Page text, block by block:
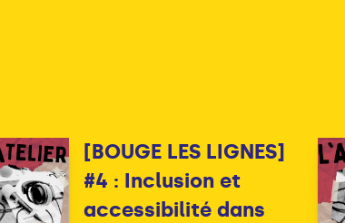
[BOUGE LES LIGNES]
#4 : Inclusion et
accessibilité dans